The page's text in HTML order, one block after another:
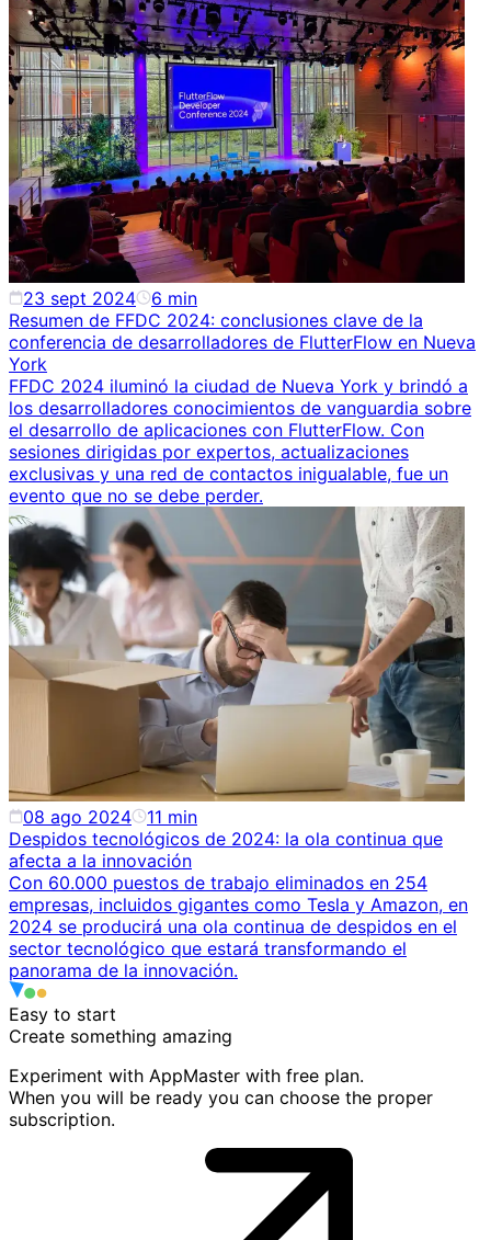
23 sept 2024 6 min
Resumen de FFDC 2024: conclusiones clave de la
conferencia de desarrolladores de FlutterFlow en Nueva
York
FFDC 2024 iluminó la ciudad de Nueva York y brindó a
los desarrolladores conocimientos de vanguardia sobre
el desarrollo de aplicaciones con FlutterFlow. Con
sesiones dirigidas por expertos, actualizaciones
exclusivas y una red de contactos inigualable, fue un
evento que no se debe perder.
08 ago 2024 11 min
Despidos tecnológicos de 2024: la ola continua que
afecta a la innovación
Con 60.000 puestos de trabajo eliminados en 254
empresas, incluidos gigantes como Tesla y Amazon, en
2024 se producirá una ola continua de despidos en el
sector tecnológico que estará transformando el
panorama de la innovación.
Easy to start
Create something amazing
Experiment with AppMaster with free plan.
When you will be ready you can choose the proper
subscription.